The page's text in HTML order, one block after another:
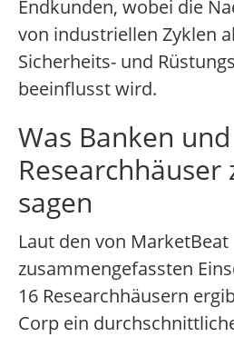
Endkunden, wobei die
von industriellen Zyklen
Sicherheits- und
beeinflusst wird.
Was Banken und
Researchhäuser
sagen
Laut den von MarketBeat
zusammengefassten
16 Researchhäusern
Corp ein